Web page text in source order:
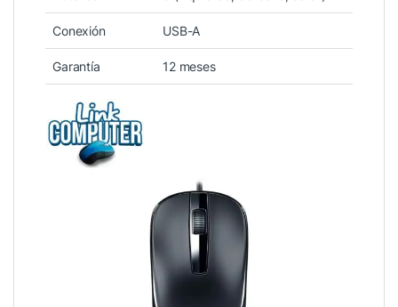
Conexión USB-A
Garantía 12 meses